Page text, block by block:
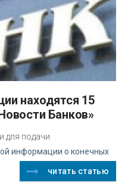
Банков»
для подачи
информации о конечных
читать статью